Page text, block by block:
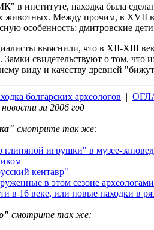
в институте, находка была
животных. Между прочим, в XVII
особенность: дмитровские
выяснили, что в XII-XIII
Замки свидетельствуют о том,
виду и качеству древней
болгарских археологов |
за 2006 год
смотрите так же:
игрушки" в музее-
кентавр"
в этом сезоне
в 16 веке, или новые находки в
смотрите так же: